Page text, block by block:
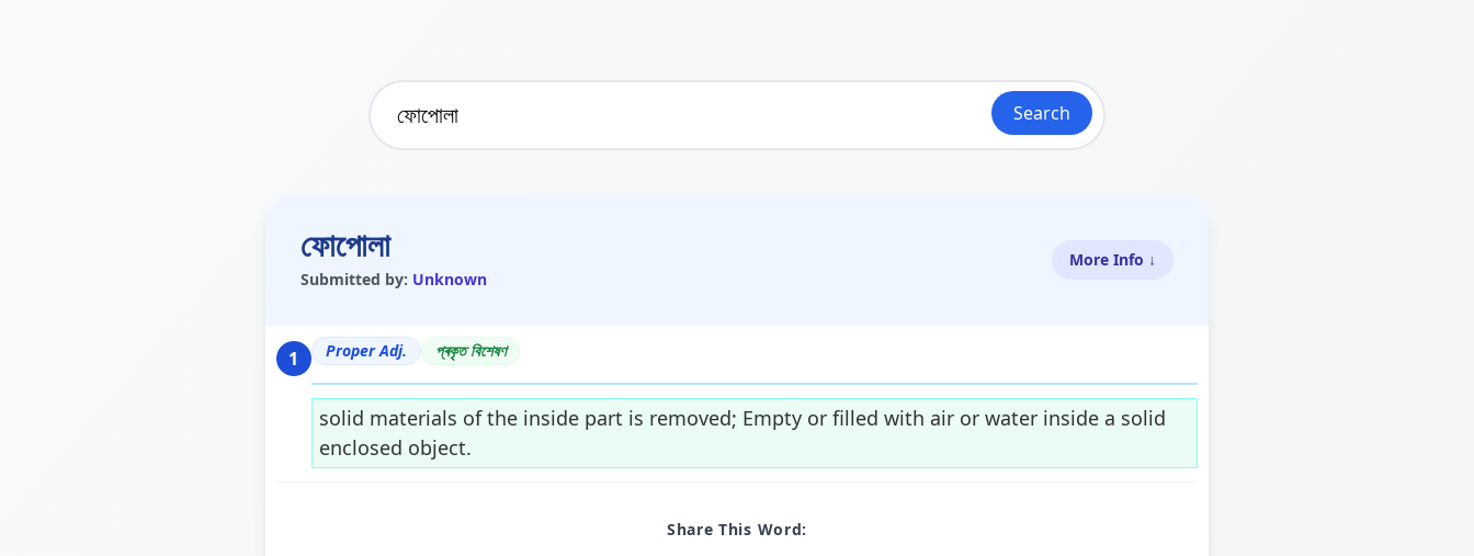
Search
ফোপোলা
Submitted by: Unknown
More Info ↓
1 Proper Adj. প্ৰকৃত বিশেষণ
solid materials of the inside part is removed; Empty or filled with air or water inside a solid
enclosed object.
Share This Word: